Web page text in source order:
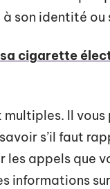
son identité ou
cigarette
Il vous
s’il faut
appels que
informations